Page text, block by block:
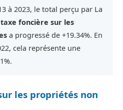
à 2023, le total perçu par La
taxe foncière sur les
a progressé de +19.34%. En
cela représente une
les propriétés non